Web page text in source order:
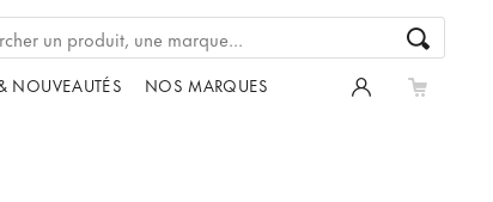
NOUVEAUTÉS NOS MARQUES